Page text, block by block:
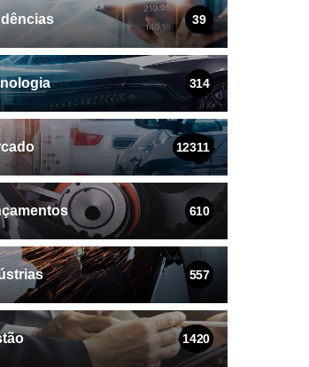
39
314
12311
610
557
1420